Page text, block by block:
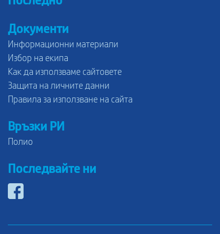
Документи
Информационни материали
Избор на екипа
Как да използваме сайтовете
Защита на личните данни
Правила за използване на сайта
Връзки РИ
Полио
Последвайте ни